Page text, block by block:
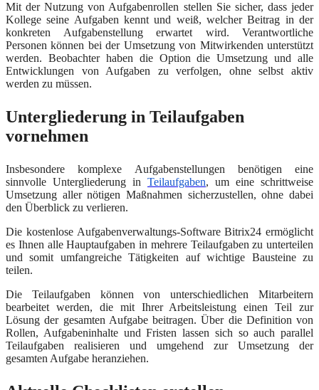
Mit der Nutzung von Aufgabenrollen stellen Sie sicher, dass jeder
Kollege seine Aufgaben kennt und weiß, welcher Beitrag in der
konkreten Aufgabenstellung erwartet wird. Verantwortliche
Personen können bei der Umsetzung von Mitwirkenden unterstützt
werden. Beobachter haben die Option die Umsetzung und alle
Entwicklungen von Aufgaben zu verfolgen, ohne selbst aktiv
werden zu müssen.
Untergliederung in Teilaufgaben
vornehmen
Insbesondere komplexe Aufgabenstellungen benötigen eine
sinnvolle Untergliederung in Teilaufgaben, um eine schrittweise
Umsetzung aller nötigen Maßnahmen sicherzustellen, ohne dabei
den Überblick zu verlieren.
Die kostenlose Aufgabenverwaltungs-Software Bitrix24 ermöglicht
es Ihnen alle Hauptaufgaben in mehrere Teilaufgaben zu unterteilen
und somit umfangreiche Tätigkeiten auf wichtige Bausteine zu
teilen.
Die Teilaufgaben können von unterschiedlichen Mitarbeitern
bearbeitet werden, die mit Ihrer Arbeitsleistung einen Teil zur
Lösung der gesamten Aufgabe beitragen. Über die Definition von
Rollen, Aufgabeninhalte und Fristen lassen sich so auch parallel
Teilaufgaben realisieren und umgehend zur Umsetzung der
gesamten Aufgabe heranziehen.